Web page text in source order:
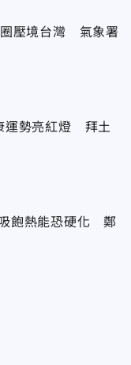
圈壓境台灣 氣象署
運勢亮紅燈 拜土
飽熱能恐硬化 鄭